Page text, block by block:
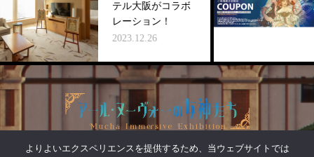
テル大阪がコラボ
レーション！
2023.12.26
よりよいエクスペリエンスを提供するため、当ウェブサイトでは